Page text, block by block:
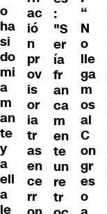
o
ha
si
do
mi
a
m
an
te
y
a
ell
a
le
ac
ió
n
pr
ov
is
or
ia
tr
as
en
ce
rr
:
"S
er
ía
fr
an
ca
m
en
te
un
re
tr
“
N
o
lle
ga
m
os
al
C
on
gr
es
o